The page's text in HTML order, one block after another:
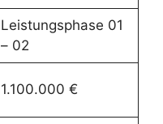
Leistungsphase 01
– 02
1.100.000 €